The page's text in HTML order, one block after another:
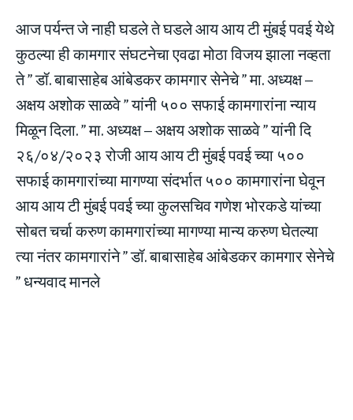
EDUCATION
BUSINESS
LIFESTYLE
BRAND POST
EDUCATION
INDIA
LIFE STYLE
EDUCATION
BUSINESS
LIFESTYLE
BRAND POST
EDUCATION
INDIA
LIFE STYLE
आज पर्यन्त जे नाही घडले ते घडले आय आय टी मुंबई पवई येथे
कुठल्या ही कामगार संघटनेचा एवढा मोठा विजय झाला नव्हता
ते ” डॉ. बाबासाहेब आंबेडकर कामगार सेनेचे ” मा. अध्यक्ष –
अक्षय अशोक साळवे ” यांनी ५०० सफाई कामगारांना न्याय
मिळून दिला. ” मा. अध्यक्ष – अक्षय अशोक साळवे ” यांनी दि
२६/०४/२०२३ रोजी आय आय टी मुंबई पवई च्या ५००
सफाई कामगारांच्या मागण्या संदर्भात ५०० कामगारांना घेवून
आय आय टी मुंबई पवई च्या कुलसचिव गणेश भोरकडे यांच्या
सोबत चर्चा करुण कामगारांच्या मागण्या मान्य करुण घेतल्या
त्या नंतर कामगारांने ” डॉ. बाबासाहेब आंबेडकर कामगार सेनेचे
” धन्यवाद मानले